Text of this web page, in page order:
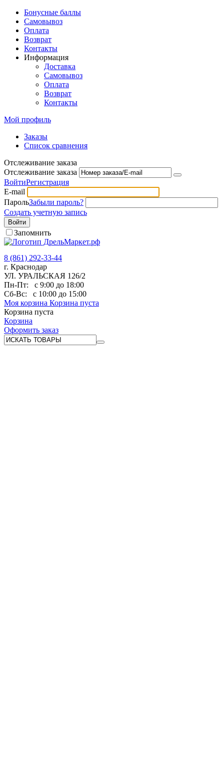
Бонусные баллы
Самовывоз
Оплата
Возврат
Контакты
Информация
Доставка
Самовывоз
Оплата
Возврат
Контакты
Мой профиль
Заказы
Список сравнения
Отслеживание заказа
Отслеживание заказа
ВойтиРегистрация
E-mail
ПарольЗабыли пароль?
Создать учетную запись
Войти
Запомнить
8 (861) 292-33-44
г. Краснодар
УЛ. УРАЛЬСКАЯ 126/2
Пн-Пт:
с 9:00 до 18:00
Сб-Вс:
с 10:00 до 15:00
Моя корзина Корзина пуста
Корзина пуста
Корзина
Оформить заказ